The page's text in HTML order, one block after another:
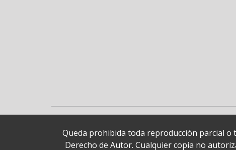
Queda prohibida toda reproducción parcial
Derecho de Autor. Cualquier copia no